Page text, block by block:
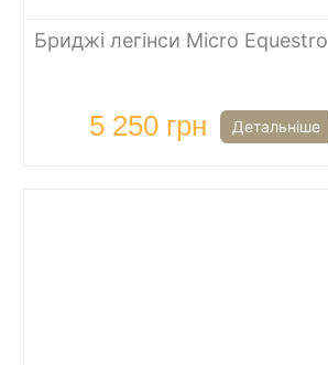
Бриджі легінси Micro Equestro
5 250 грн Детальніше